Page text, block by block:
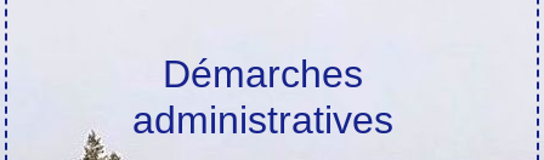
Démarches
administratives